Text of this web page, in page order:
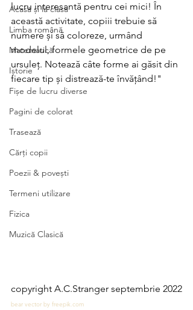
Acasă și la clasă
Limba română
Matematică
Istorie
Fișe de lucru diverse
Pagini de colorat
Trasează
Cărți copii
Poezii & povești
Termeni utilizare
Fizica
Muzică Clasică
lucru interesantă pentru cei mici! În
această activitate, copiii trebuie să
numere și să coloreze, urmând
modelul, formele geometrice de pe
ursuleț. Notează câte forme ai găsit din
fiecare tip și distrează-te învățând!"
copyright A.C.Stranger septembrie 2022
bear vector by freepik.com